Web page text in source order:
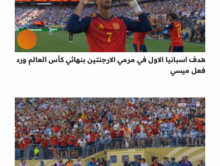
هدف اسبانيا الاول في مرمي الارجنتين بنهائي كأس العالم ورد
فعل ميسي